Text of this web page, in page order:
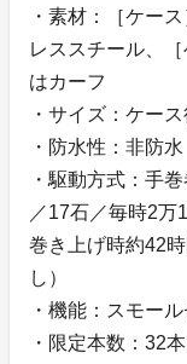
・素材：［ケー
レススチール、
はカーフ
・サイズ：ケー
・防水性：非防水
・駆動方式：手
／17石／毎時2万
巻き上げ時約42
し）
・機能：スモー
・限定本数：32